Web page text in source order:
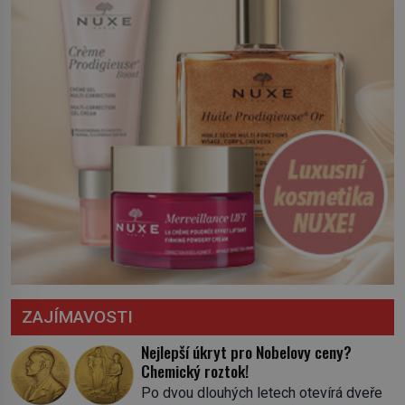
ZAJÍMAVOSTI
Nejlepší úkryt pro Nobelovy ceny?
Chemický roztok!
Po dvou dlouhých letech otevírá dveře